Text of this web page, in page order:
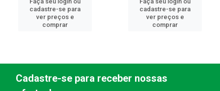
cadastre-se para
ver preços e
comprar
cadastre-se para
ver preços e
comprar
Cadastre-se para receber nossas